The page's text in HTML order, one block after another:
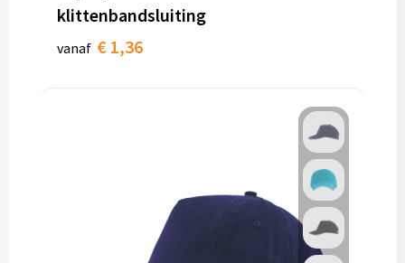
klittenbandsluiting
vanaf € 1,36